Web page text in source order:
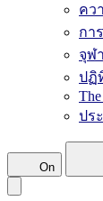
คว
กา
จุฬ
ปฏิ
ปร
On